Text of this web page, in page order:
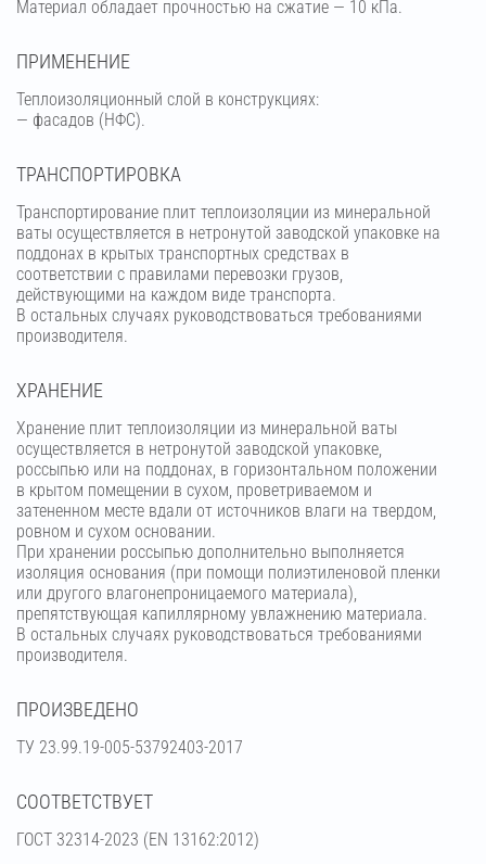
Материал обладает прочностью на сжатие — 10 кПа.
ПРИМЕНЕНИЕ
Теплоизоляционный слой в конструкциях:
— фасадов (НФС).
ТРАНСПОРТИРОВКА
Транспортирование плит теплоизоляции из минеральной
ваты осуществляется в нетронутой заводской упаковке на
поддонах в крытых транспортных средствах в
соответствии с правилами перевозки грузов,
действующими на каждом виде транспорта.
В остальных случаях руководствоваться требованиями
производителя.
ХРАНЕНИЕ
Хранение плит теплоизоляции из минеральной ваты
осуществляется в нетронутой заводской упаковке,
россыпью или на поддонах, в горизонтальном положении
в крытом помещении в сухом, проветриваемом и
затененном месте вдали от источников влаги на твердом,
ровном и сухом основании.
При хранении россыпью дополнительно выполняется
изоляция основания (при помощи полиэтиленовой пленки
или другого влагонепроницаемого материала),
препятствующая капиллярному увлажнению материала.
В остальных случаях руководствоваться требованиями
производителя.
ПРОИЗВЕДЕНО
ТУ 23.99.19-005-53792403-2017
СООТВЕТСТВУЕТ
ГОСТ 32314-2023 (ЕN 13162:2012)